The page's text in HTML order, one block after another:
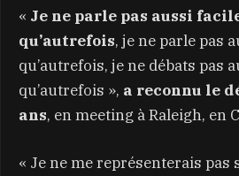
« Je ne parle pas aussi
qu’autrefois, je ne parle pas
qu’autrefois, je ne débats pas
qu’autrefois », a reconnu le
ans, en meeting à Raleigh, en
« Je ne me représenterais pas